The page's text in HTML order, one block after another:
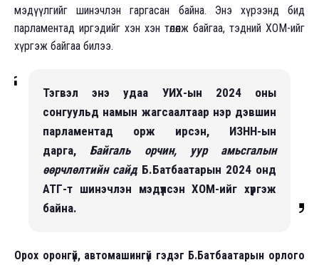
мэдүүлгийг шинэчлэн гаргасан байна. Энэ хүрээнд бид
парламентад иргэдийг хэн хэн төлөөлж байгаа, тэдний ХОМ-ийг
хүргэж байгаа билээ.
Тэгвэл энэ удаа УИХ-ын 2024 оны
сонгуульд намын жагсаалтаар нэр дэвшин
парламентад орж ирсэн, ИЗНН-ын
дарга, Байгаль орчин, уур амьсгалын
өөрчлөлтийн сайдБ.Батбаатарын 2024 онд
АТГ-т шинэчлэн мэдүүлсэн ХОМ-ийг хүргэж
байна.
Орох оронгүй, автомашингүй гэдэг Б.Батбаатарын орлого